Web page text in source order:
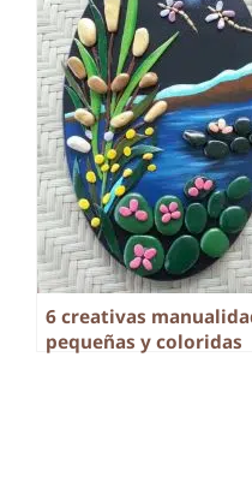
6 creativas
pequeñas y coloridas